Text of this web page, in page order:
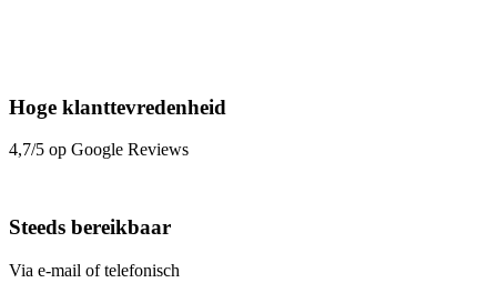
Hoge klanttevredenheid
4,7/5 op Google Reviews
Steeds bereikbaar
Via e-mail of telefonisch